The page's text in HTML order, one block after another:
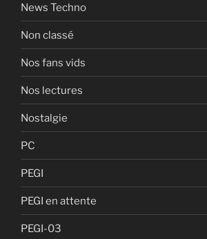
News Techno
Non classé
Nos fans vids
Nos lectures
Nostalgie
PC
PEGI
PEGI en attente
PEGI-03